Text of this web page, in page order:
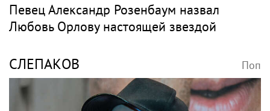
Певец Александр Розенбаум назвал
Любовь Орлову настоящей звездой
СЛЕПАКОВ Поп